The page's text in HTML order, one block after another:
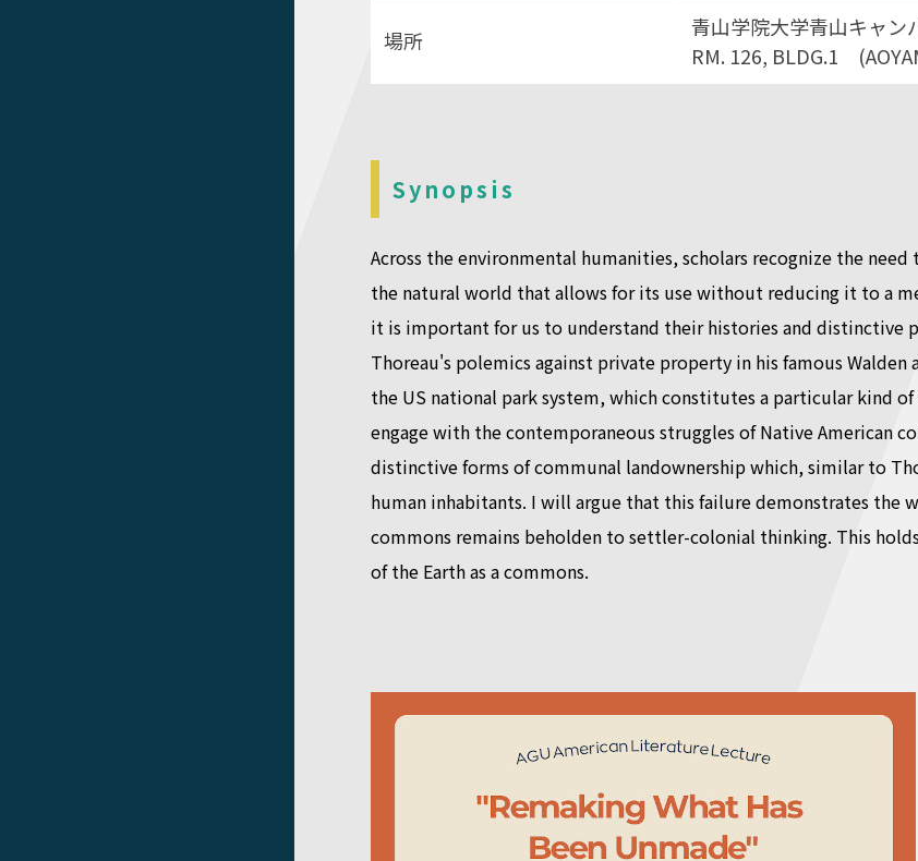
場所
⻘⼭学院⼤学⻘⼭キャ
RM. 126, BLDG.1
Synopsis
Across the environmental humanities, scholars recognize the
the natural world that allows for its use without reducing it to a
it is important for us to understand their histories and distinctive
Thoreau's polemics against private property in his famous
the US national park system, which constitutes a particular kind
engage with the contemporaneous struggles of Native American
distinctive forms of communal landownership which, similar to
human inhabitants. I will argue that this failure demonstrates the
commons remains beholden to settler-colonial thinking. This
of the Earth as a commons.